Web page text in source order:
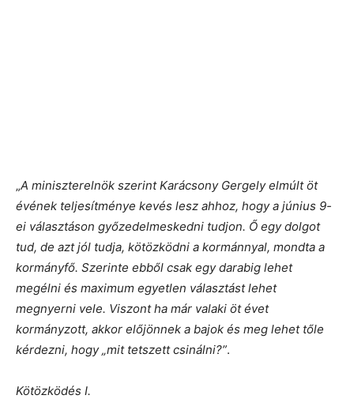
„A miniszterelnök szerint Karácsony Gergely elmúlt öt
évének teljesítménye kevés lesz ahhoz, hogy a június 9-
ei választáson győzedelmeskedni tudjon. Ő egy dolgot
tud, de azt jól tudja, kötözködni a kormánnyal, mondta a
kormányfő. Szerinte ebből csak egy darabig lehet
megélni és maximum egyetlen választást lehet
megnyerni vele. Viszont ha már valaki öt évet
kormányzott, akkor előjönnek a bajok és meg lehet tőle
kérdezni, hogy „mit tetszett csinálni?”.
Kötözködés I.